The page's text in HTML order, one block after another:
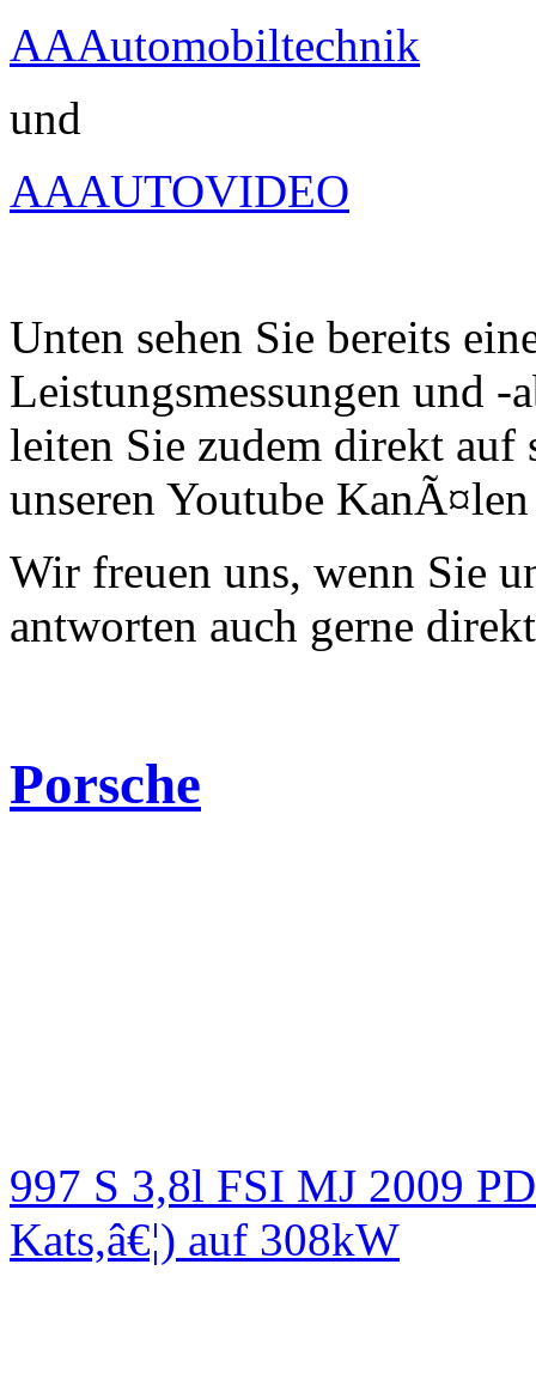
AAAutomobiltechnik
und
AAAUTOVIDEO
Unten sehen Sie bereits
Leistungsmessungen und -
leiten Sie zudem direkt auf
unseren Youtube
Wir freuen uns, wenn Sie
antworten auch gerne
Porsche
997 S 3,8l FSI MJ 2009
Kats,â€¦) auf 308kW